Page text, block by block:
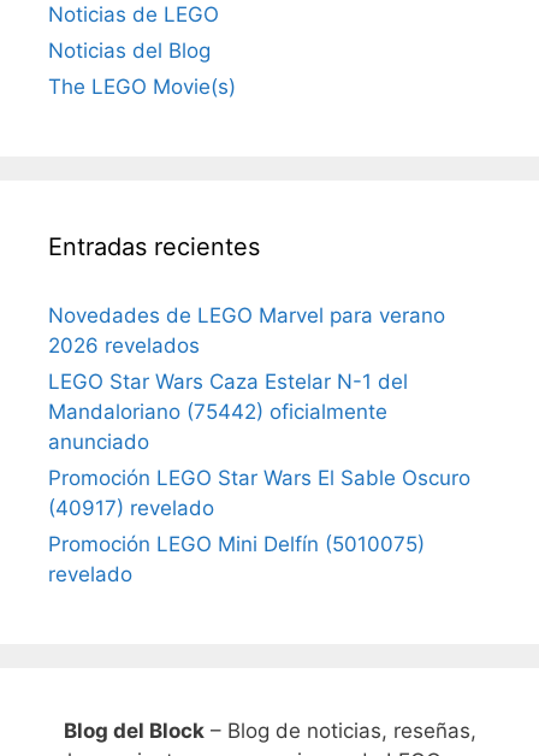
Noticias de LEGO
Noticias del Blog
The LEGO Movie(s)
Entradas recientes
Novedades de LEGO Marvel para verano
2026 revelados
LEGO Star Wars Caza Estelar N-1 del
Mandaloriano (75442) oficialmente
anunciado
Promoción LEGO Star Wars El Sable Oscuro
(40917) revelado
Promoción LEGO Mini Delfín (5010075)
revelado
Blog del Block– Blog de noticias, reseñas,